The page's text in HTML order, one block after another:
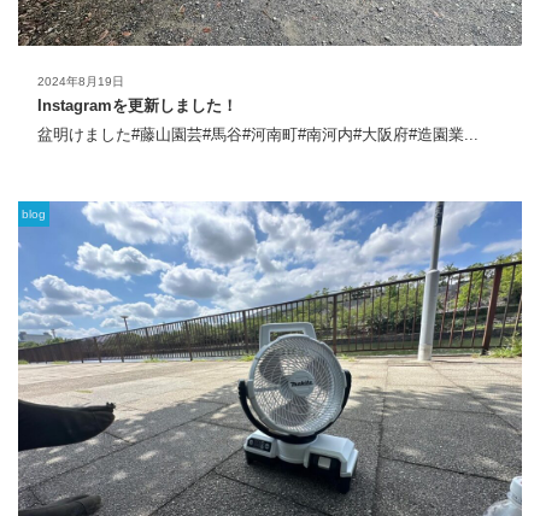
2024年8月19日
Instagramを更新しました！
盆明けました#藤山園芸#馬谷#河南町#南河内#大阪府#造園業...
blog